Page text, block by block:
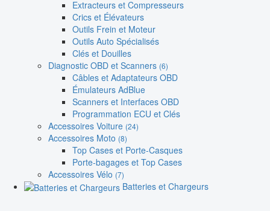
Extracteurs et Compresseurs
Crics et Élévateurs
Outils Frein et Moteur
Outils Auto Spécialisés
Clés et Douilles
Diagnostic OBD et Scanners (6)
Câbles et Adaptateurs OBD
Émulateurs AdBlue
Scanners et Interfaces OBD
Programmation ECU et Clés
Accessoires Voiture (24)
Accessoires Moto (8)
Top Cases et Porte-Casques
Porte-bagages et Top Cases
Accessoires Vélo (7)
Batteries et Chargeurs